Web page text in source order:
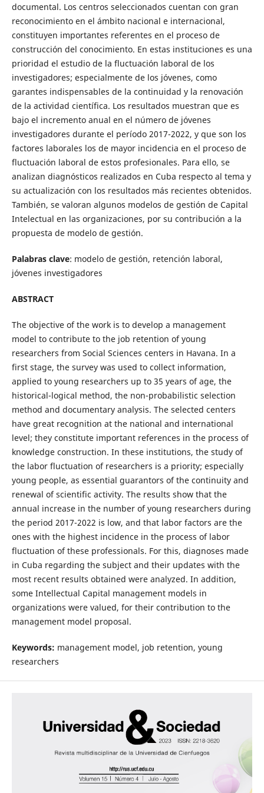
documental. Los centros seleccionados cuentan con gran
reconocimiento en el ámbito nacional e internacional,
constituyen importantes referentes en el proceso de
construcción del conocimiento. En estas instituciones es una
prioridad el estudio de la fluctuación laboral de los
investigadores; especialmente de los jóvenes, como
garantes indispensables de la continuidad y la renovación
de la actividad científica. Los resultados muestran que es
bajo el incremento anual en el número de jóvenes
investigadores durante el período 2017-2022, y que son los
factores laborales los de mayor incidencia en el proceso de
fluctuación laboral de estos profesionales. Para ello, se
analizan diagnósticos realizados en Cuba respecto al tema y
su actualización con los resultados más recientes obtenidos.
También, se valoran algunos modelos de gestión de Capital
Intelectual en las organizaciones, por su contribución a la
propuesta de modelo de gestión.
Palabras clave: modelo de gestión, retención laboral,
jóvenes investigadores
ABSTRACT
The objective of the work is to develop a management
model to contribute to the job retention of young
researchers from Social Sciences centers in Havana. In a
first stage, the survey was used to collect information,
applied to young researchers up to 35 years of age, the
historical-logical method, the non-probabilistic selection
method and documentary analysis. The selected centers
have great recognition at the national and international
level; they constitute important references in the process of
knowledge construction. In these institutions, the study of
the labor fluctuation of researchers is a priority; especially
young people, as essential guarantors of the continuity and
renewal of scientific activity. The results show that the
annual increase in the number of young researchers during
the period 2017-2022 is low, and that labor factors are the
ones with the highest incidence in the process of labor
fluctuation of these professionals. For this, diagnoses made
in Cuba regarding the subject and their updates with the
most recent results obtained were analyzed. In addition,
some Intellectual Capital management models in
organizations were valued, for their contribution to the
management model proposal.
Keywords: management model, job retention, young
researchers